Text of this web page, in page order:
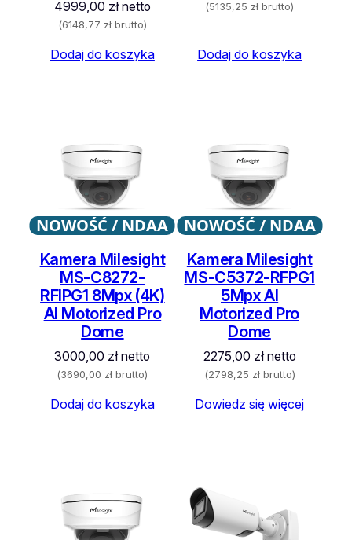
4999,00 złnetto
(6148,77 złbrutto)
Dodaj do koszyka
(5135,25 zł brutto)
Dodaj do koszyka
NOWOŚĆ / NDAA
Kamera Milesight
MS-C8272-
RFIPG1 8Mpx (4K)
AI Motorized Pro
Dome
3000,00 złnetto
(3690,00 zł brutto)
Dodaj do koszyka
NOWOŚĆ / NDAA
Kamera Milesight
MS-C5372-RFPG1
5Mpx AI
Motorized Pro
Dome
2275,00 złnetto
(2798,25 złbrutto)
Dowiedz się więcej